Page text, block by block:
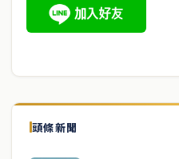
頭條新聞